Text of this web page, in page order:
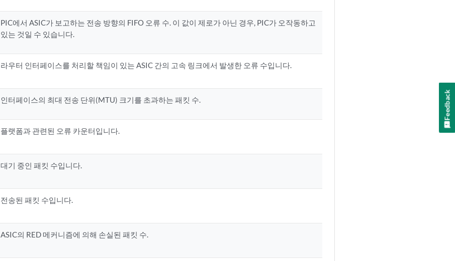
PIC에서 ASIC가 보고하는 전송 방향의 FIFO 오류 수. 이 값이 제로가 아닌 경우, PIC가 오작동하고
있는 것일 수 있습니다.
라우터 인터페이스를 처리할 책임이 있는 ASIC 간의 고속 링크에서 발생한 오류 수입니다.
인터페이스의 최대 전송 단위(MTU) 크기를 초과하는 패킷 수.
플랫폼과 관련된 오류 카운터입니다.
대기 중인 패킷 수입니다.
전송된 패킷 수입니다.
ASIC의 RED 메커니즘에 의해 손실된 패킷 수.
Feedback